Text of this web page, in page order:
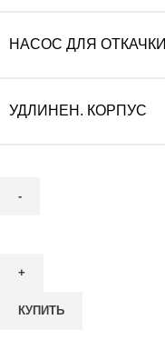
НАСОС ДЛЯ ОТКАЧКИ
УДЛИНЕН. КОРПУС
Септик
МАЛАХИТ
КУПИТЬ